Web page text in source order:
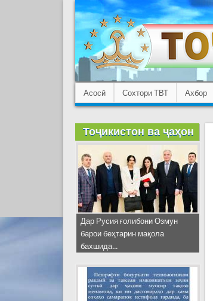
Асосӣ Сохтори ТВТ Ахбор
Тоҷикистон ва ҷаҳон
Дар Русия ғолибони Озмун
барои беҳтарин мақола
бахшида...